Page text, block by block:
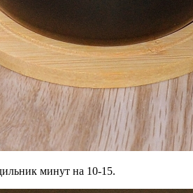
минут на 10-15.